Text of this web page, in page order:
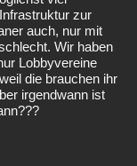
zur
auch, nur mit
Wir haben
Lobbyvereine
die brauchen ihr
irgendwann ist